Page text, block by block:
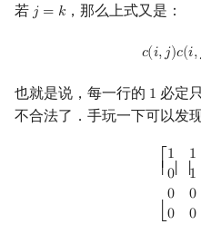
若 𝑗 = 𝑘
j= k ，那么上式又是：
𝑐(𝑖,𝑗)𝑐(𝑖,
c (i,j)c
也就是说，每一行的 1
1 必定
不合法了．手玩一下可以发
⎡
⎢ ⎢ ⎢
⎣
1 1
0
1
0
0
0
0
10 11